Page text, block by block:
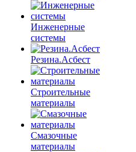
Инженерные
системы
Резина.Асбест
Строительные
материалы
Смазочные
материалы